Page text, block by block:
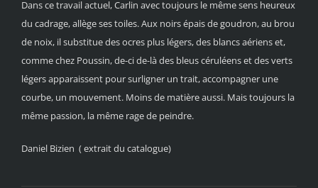
Dans ce travail actuel, Carlin avec toujours le même sens heureux
du cadrage, allège ses toiles. Aux noirs épais de goudron, au brou
de noix, il substitue des ocres plus légers, des blancs aériens et,
comme chez Poussin, de-ci de-là des bleus céruléens et des verts
légers apparaissent pour surligner un trait, accompagner une
courbe, un mouvement. Moins de matière aussi. Mais toujours la
même passion, la même rage de peindre.
Daniel Bizien ( extrait du catalogue)